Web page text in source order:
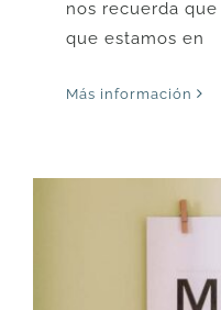
nos recuerda
que estamos en
Más información